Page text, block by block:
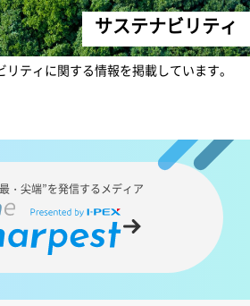
サステナビリティ
リティに関する情報を掲載しています。
・尖端”を発信するメディア